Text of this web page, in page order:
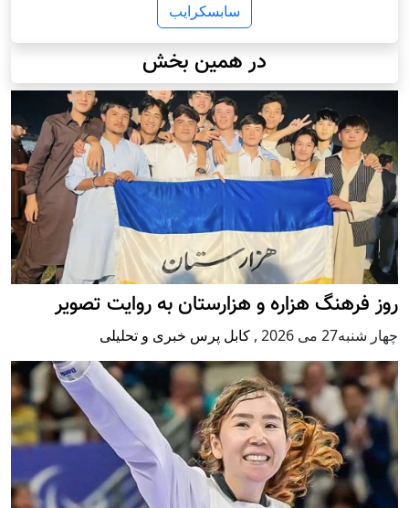
سابسکرایب
در همین بخش
روز فرهنگ هزاره و هزارستان به روایت تصویر
چهار شنبه27 می 2026 , کابل پرس خبری و تحلیلی